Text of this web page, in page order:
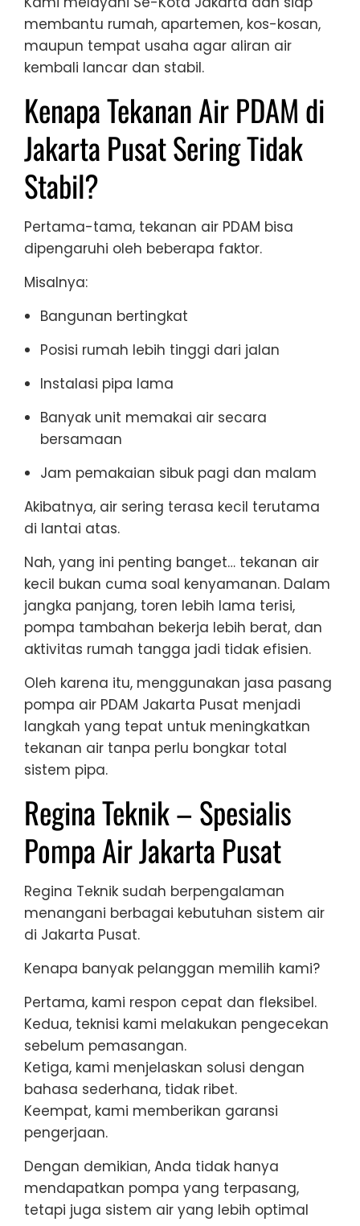
membantu rumah, apartemen, kos-kosan,
maupun tempat usaha agar aliran air
kembali lancar dan stabil.
Kenapa Tekanan Air PDAM di
Jakarta Pusat Sering Tidak
Stabil?
Pertama-tama, tekanan air PDAM bisa
dipengaruhi oleh beberapa faktor.
Misalnya:
Bangunan bertingkat
Posisi rumah lebih tinggi dari jalan
Instalasi pipa lama
Banyak unit memakai air secara
bersamaan
Jam pemakaian sibuk pagi dan malam
Akibatnya, air sering terasa kecil terutama
di lantai atas.
Nah, yang ini penting banget… tekanan air
kecil bukan cuma soal kenyamanan. Dalam
jangka panjang, toren lebih lama terisi,
pompa tambahan bekerja lebih berat, dan
aktivitas rumah tangga jadi tidak efisien.
Oleh karena itu, menggunakan jasa pasang
pompa air PDAM Jakarta Pusat menjadi
langkah yang tepat untuk meningkatkan
tekanan air tanpa perlu bongkar total
sistem pipa.
Regina Teknik – Spesialis
Pompa Air Jakarta Pusat
Regina Teknik sudah berpengalaman
menangani berbagai kebutuhan sistem air
di Jakarta Pusat.
Kenapa banyak pelanggan memilih kami?
Pertama, kami respon cepat dan fleksibel.
Kedua, teknisi kami melakukan pengecekan
sebelum pemasangan.
Ketiga, kami menjelaskan solusi dengan
bahasa sederhana, tidak ribet.
Keempat, kami memberikan garansi
pengerjaan.
Dengan demikian, Anda tidak hanya
mendapatkan pompa yang terpasang,
tetapi juga sistem air yang lebih optimal